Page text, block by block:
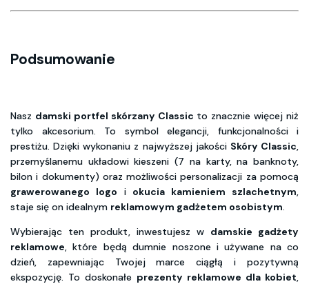
Podsumowanie
Nasz damski portfel skórzany Classic to znacznie więcej niż
tylko akcesorium. To symbol elegancji, funkcjonalności i
prestiżu. Dzięki wykonaniu z najwyższej jakości Skóry Classic,
przemyślanemu układowi kieszeni (7 na karty, na banknoty,
bilon i dokumenty) oraz możliwości personalizacji za pomocą
grawerowanego logo i okucia kamieniem szlachetnym,
staje się on idealnym reklamowym gadżetem osobistym.
Wybierając ten produkt, inwestujesz w damskie gadżety
reklamowe, które będą dumnie noszone i używane na co
dzień, zapewniając Twojej marce ciągłą i pozytywną
ekspozycję. To doskonałe prezenty reklamowe dla kobiet,